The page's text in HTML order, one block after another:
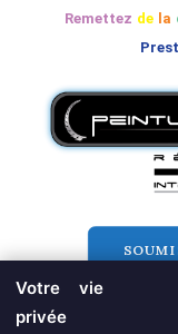
Remettez de la
Votre vie
privée